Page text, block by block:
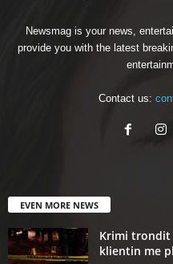
Newsmag is your news,
provide you with the latest
Contact us:
EVEN MORE NEWS
Krimi trondit
klientin me